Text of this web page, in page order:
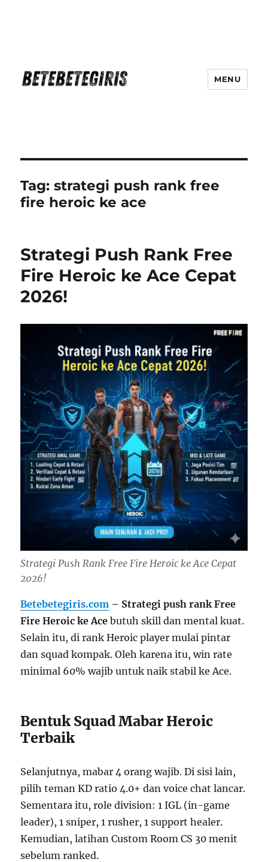
MENU
Tag:strategi push rank free
fire heroic ke ace
Strategi Push Rank Free
Fire Heroic ke Ace Cepat
2026!
Strategi Push Rank Free Fire Heroic ke Ace Cepat
2026!
Betebetegiris.com – Strategi push rank Free
Fire Heroic ke Ace butuh skill dan mental kuat.
Selain itu, di rank Heroic player mulai pintar
dan squad kompak. Oleh karena itu, win rate
minimal 60% wajib untuk naik stabil ke Ace.
Bentuk Squad Mabar Heroic
Terbaik
Selanjutnya, mabar 4 orang wajib. Di sisi lain,
pilih teman KD ratio 4.0+ dan voice chat lancar.
Sementara itu, role division: 1 IGL (in-game
leader), 1 sniper, 1 rusher, 1 support healer.
Kemudian, latihan Custom Room CS 30 menit
sebelum ranked.